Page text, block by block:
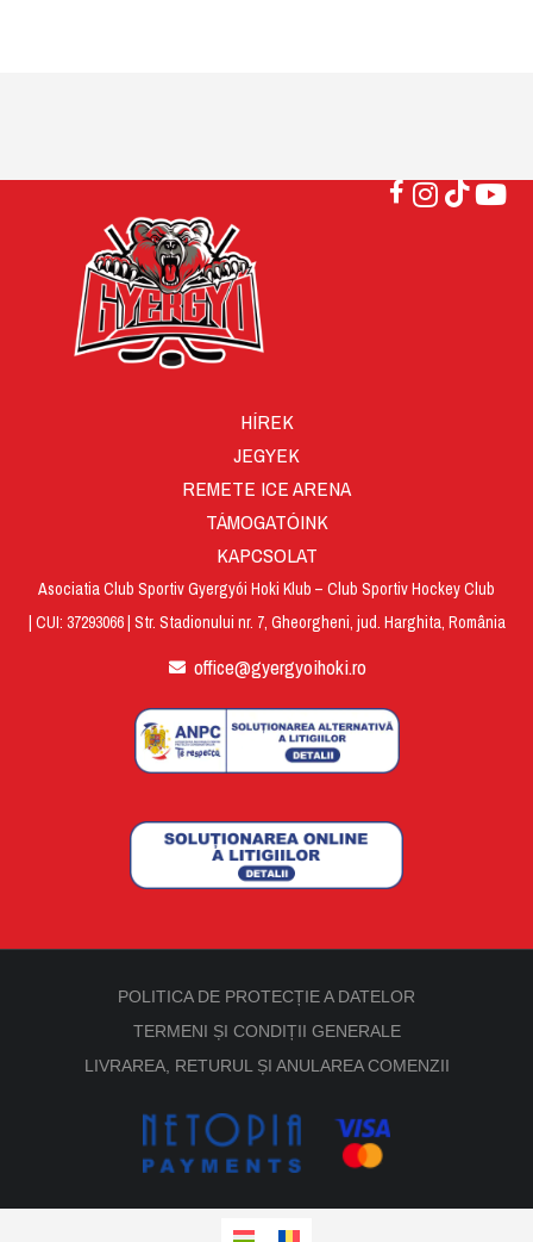
HÍREK
JEGYEK
REMETE ICE ARENA
TÁMOGATÓINK
KAPCSOLAT
Asociatia Club Sportiv Gyergyói Hoki Klub – Club Sportiv Hockey Club
| CUI: 37293066 | Str. Stadionului nr. 7, Gheorgheni, jud. Harghita, România
office@gyergyoihoki.ro
POLITICA DE PROTECȚIE A DATELOR
TERMENI ȘI CONDIȚII GENERALE
LIVRAREA, RETURUL ȘI ANULAREA COMENZII